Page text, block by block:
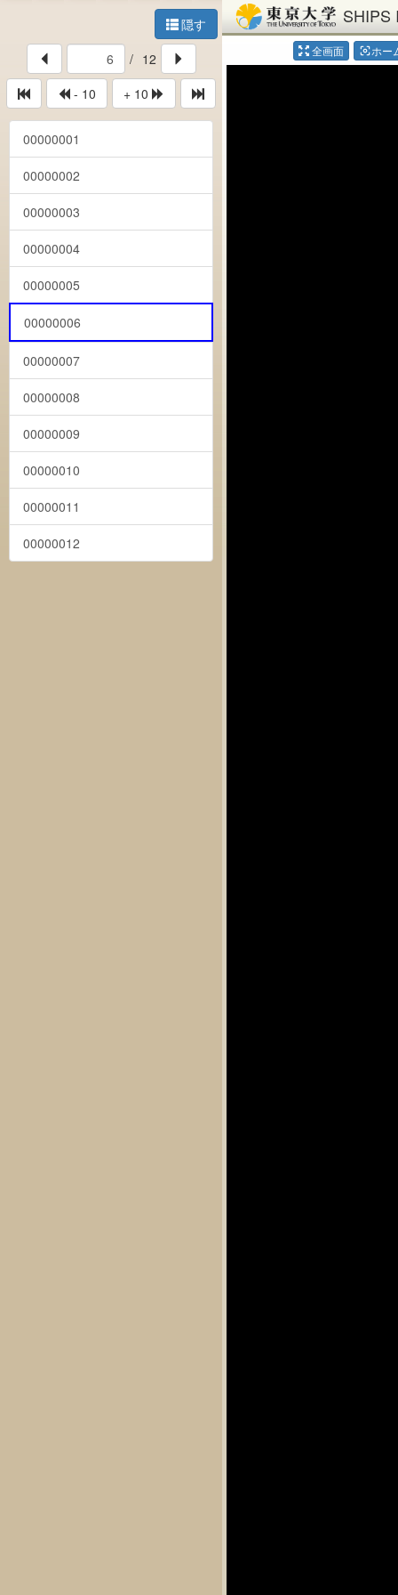
隠す
/ 12
- 10
+ 10
00000001
00000002
00000003
00000004
00000005
00000006
00000007
00000008
00000009
00000010
00000011
00000012
SHIPS
全画面 center_focus_weakホー